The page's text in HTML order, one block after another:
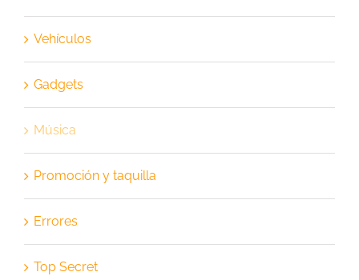
Vehículos
Gadgets
Música
Promoción y taquilla
Errores
Top Secret